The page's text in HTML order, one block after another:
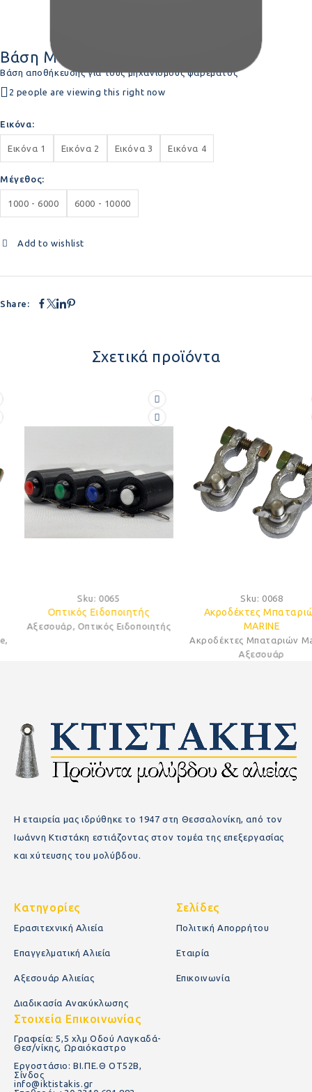
Βάση Μηχανισμών
Βάση αποθήκευσης για τους μηχανισμούς ψαρέματος
2 people are viewing this right now
Εικόνα
Εικόνα 1 Εικόνα 2 Εικόνα 3 Εικόνα 4
Μέγεθος
1000 - 6000 6000 - 10000
Add to wishlist
Share:
Σχετικά προϊόντα
0065
Οπτικός Ειδοποιητής
Αξεσουάρ,Οπτικός Ειδοποιητής
0068
Ακροδέκτες Μπαταριών
MARINE
Ακροδέκτες Μπαταριών Marine,
Αξεσουάρ
Η εταιρεία μας ιδρύθηκε το 1947 στη Θεσσαλονίκη, από τον
Ιωάννη Κτιστάκη εστιάζοντας στον τομέα της επεξεργασίας
και χύτευσης του μολύβδου.
Κατηγορίες
Ερασιτεχνική Αλιεία
Επαγγελματική Αλιεία
Αξεσουάρ Αλιείας
Διαδικασία Ανακύκλωσης
Σελίδες
Πολιτική Απορρήτου
Εταιρία
Επικοινωνία
Στοιχεία Επικοινωνίας
Γραφεία: 5,5 χλμ Οδού Λαγκαδά-
Θεσ/νίκης, Ωραιόκαστρο
Εργοστάσιο: ΒΙ.ΠΕ.Θ ΟΤ52Β,
Σίνδος
info@iktistakis.gr